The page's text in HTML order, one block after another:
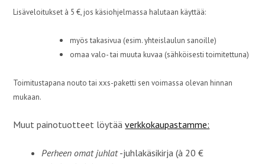
Lisäveloitukset à 5 €, jos käsiohjelmassa halutaan käyttää:
myös takasivua (esim. yhteislaulun sanoille)
omaa valo- tai muuta kuvaa (sähköisesti toimitettuna)
Toimitustapana nouto tai xxs-paketti sen voimassa olevan hinnan
mukaan.
Muut painotuotteet löytääverkkokaupastamme:
Perheen omat juhlat-juhlakäsikirja (à 20 €